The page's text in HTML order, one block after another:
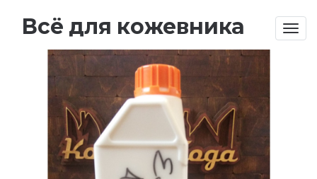
Всё для кожевника